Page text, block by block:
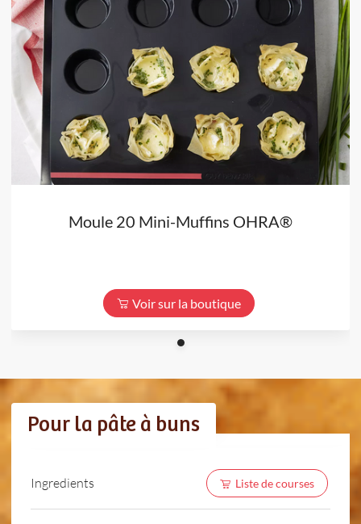
Moule 20 Mini-Muffins OHRA®
Voir sur la boutique
Pour la pâte à buns
Ingredients Liste de courses